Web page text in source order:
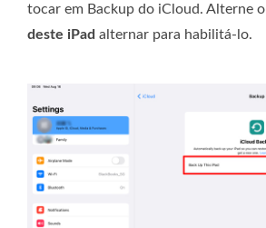
tocar em Backup do iCloud. Alterne o
deste iPad alternar para habilitá-lo.